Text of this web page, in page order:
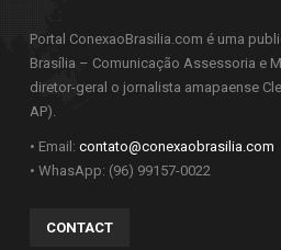
Portal ConexaoBrasilia.com é uma
Brasília – Comunicação Assessoria e
diretor-geral o jornalista amapaense
AP).
• Email: contato@conexaobrasilia.com
• WhasApp: (96) 99157-0022
CONTACT